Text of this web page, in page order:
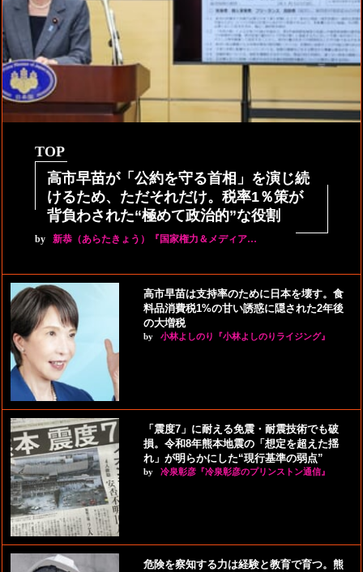
TOP
高市早苗が「公約を守る首相」を演じ続
けるため、ただそれだけ。税率1％策が
背負わされた“極めて政治的”な役割
by 新恭（あらたきょう）『国家権力＆メディア…
高市早苗は支持率のために日本を壊す。食
料品消費税1%の甘い誘惑に隠された2年後
の大増税
by 小林よしのり『小林よしのりライジング』
「震度7」に耐える免震・耐震技術でも破
損。令和8年熊本地震の「想定を超えた揺
れ」が明らかにした“現行基準の弱点”
by 冷泉彰彦『冷泉彰彦のプリンストン通信』
危険を察知する力は経験と教育で育つ。熊